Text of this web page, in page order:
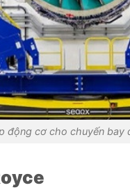
động cơ cho chuyến bay